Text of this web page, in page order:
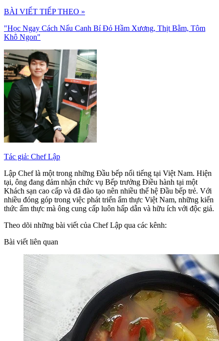
BÀI VIẾT TIẾP THEO »
"Học Ngay Cách Nấu Canh Bí Đỏ Hầm Xương, Thịt Bằm, Tôm
Khô Ngon"
Tác giả: Chef Lập
Lập Chef là một trong những Đầu bếp nổi tiếng tại Việt Nam. Hiện
tại, ông đang đảm nhận chức vụ Bếp trưởng Điều hành tại một
Khách sạn cao cấp và đã đào tạo nên nhiều thế hệ Đầu bếp trẻ. Với
nhiều đóng góp trong việc phát triển ẩm thực Việt Nam, những kiến
thức ẩm thực mà ông cung cấp luôn hấp dẫn và hữu ích với độc giả.
Theo dõi những bài viết của Chef Lập qua các kênh:
Bài viết liên quan